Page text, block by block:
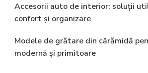
Accesorii auto de interior: soluții
confort și organizare
Modele de grătare din cărămidă
modernă și primitoare